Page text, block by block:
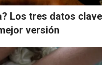
Los tres datos clave
versión